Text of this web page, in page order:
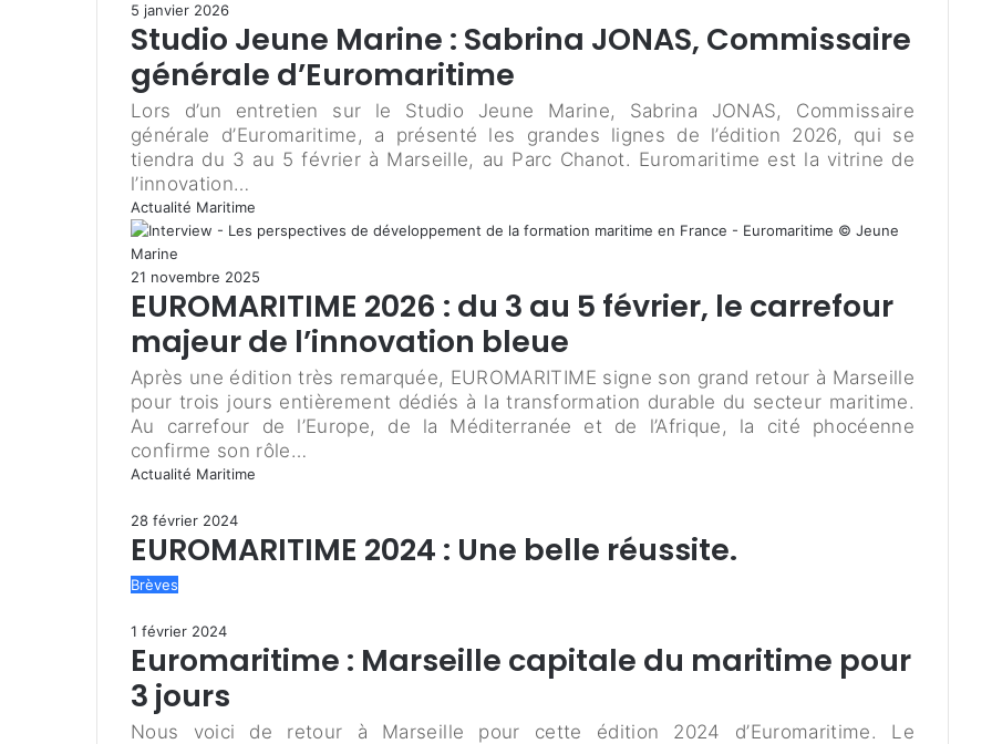
5 janvier 2026
Studio Jeune Marine : Sabrina JONAS, Commissaire
générale d’Euromaritime
Lors d’un entretien sur le Studio Jeune Marine, Sabrina JONAS, Commissaire
générale d’Euromaritime, a présenté les grandes lignes de l’édition 2026, qui se
tiendra du 3 au 5 février à Marseille, au Parc Chanot. Euromaritime est la vitrine de
l’innovation…
Actualité Maritime
21 novembre 2025
EUROMARITIME 2026 : du 3 au 5 février, le carrefour
majeur de l’innovation bleue
Après une édition très remarquée, EUROMARITIME signe son grand retour à Marseille
pour trois jours entièrement dédiés à la transformation durable du secteur maritime.
Au carrefour de l’Europe, de la Méditerranée et de l’Afrique, la cité phocéenne
confirme son rôle…
Actualité Maritime
28 février 2024
EUROMARITIME 2024 : Une belle réussite.
Brèves
1 février 2024
Euromaritime : Marseille capitale du maritime pour
3 jours
Nous voici de retour à Marseille pour cette édition 2024 d’Euromaritime. Le